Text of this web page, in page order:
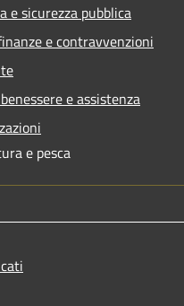
e sicurezza pubblica
e contravvenzioni
e assistenza
e pesca